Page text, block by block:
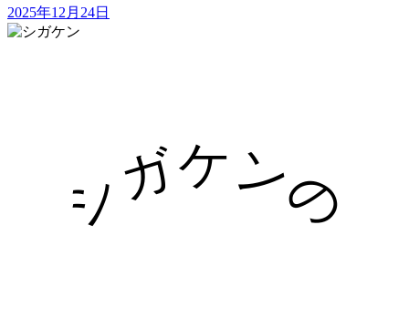
2025年12月24日
シガケンの